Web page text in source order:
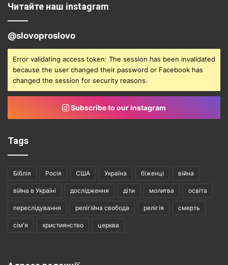
Читайте наш instagram
@slovoproslovo
Error validating access token: The session has been invalidated
because the user changed their password or Facebook has
changed the session for security reasons.
Subscribe to our instagram
Tags
Біблія Росія США Україна біженці війна
війна в Україні дослідження діти молитва освіта
переслідування релігійна свобода релігія смерть
сім'я християнство церква